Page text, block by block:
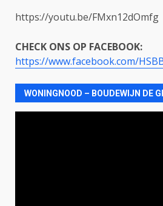
https://youtu.be/FMxn12dOmfg
CHECK ONS OP FACEBOOK:
https://www.facebook.com/
WONINGNOOD – BOUDEWIJN DE